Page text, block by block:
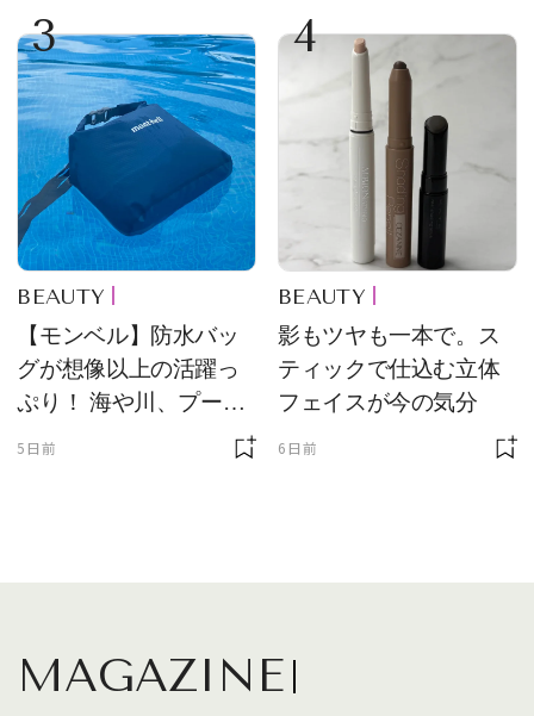
3
BEAUTY
【モンベル】防水バッ
グが想像以上の活躍っ
ぷり！ 海や川、プール
5日前
4
BEAUTY
影もツヤも一本で。ス
ティックで仕込む立体
フェイスが今の気分
6日前
MAGAZINE